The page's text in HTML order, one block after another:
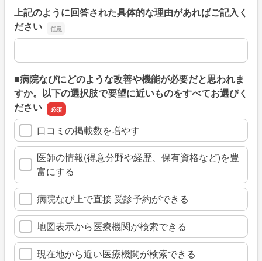
上記のように回答された具体的な理由があればご記入く
ださい
上記のように回答された具体的な理由があればご記入くだ
■病院なびにどのような改善や機能が必要だと思われま
すか。以下の選択肢で要望に近いものをすべてお選びく
ださい
口コミの掲載数を増やす
医師の情報(得意分野や経歴、保有資格など)を豊
富にする
病院なび上で直接 受診予約ができる
地図表示から医療機関が検索できる
現在地から近い医療機関が検索できる